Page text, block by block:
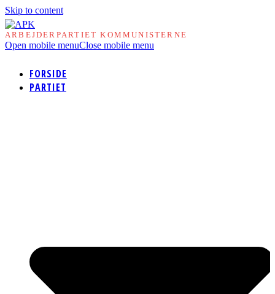
Skip to content
ARBEJDERPARTIET KOMMUNISTERNE
Open mobile menuClose mobile menu
FORSIDE
PARTIET